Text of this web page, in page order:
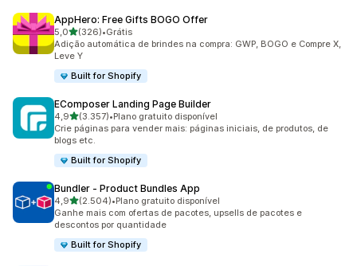
AppHero: Free Gifts BOGO Offer
5,0de 5 estrelas
(326)
326 avaliações ao todo
•Grátis
Adição automática de brindes na compra: GWP, BOGO e Compre X,
Leve Y
Built for Shopify
EComposer Landing Page Builder
4,9de 5 estrelas
(3.357)
3357 avaliações ao todo
•Plano gratuito disponível
Crie páginas para vender mais: páginas iniciais, de produtos, de
blogs etc.
Built for Shopify
Bundler ‑ Product Bundles App
4,9de 5 estrelas
(2.504)
2504 avaliações ao todo
•Plano gratuito disponível
Ganhe mais com ofertas de pacotes, upsells de pacotes e
descontos por quantidade
Built for Shopify